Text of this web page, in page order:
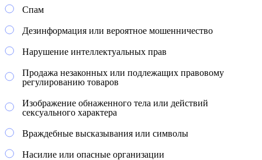
Спам
Дезинформация или вероятное мошенничество
Нарушение интеллектуальных прав
Продажа незаконных или подлежащих правовому
регулированию товаров
Изображение обнаженного тела или действий
сексуального характера
Враждебные высказывания или символы
Насилие или опасные организации